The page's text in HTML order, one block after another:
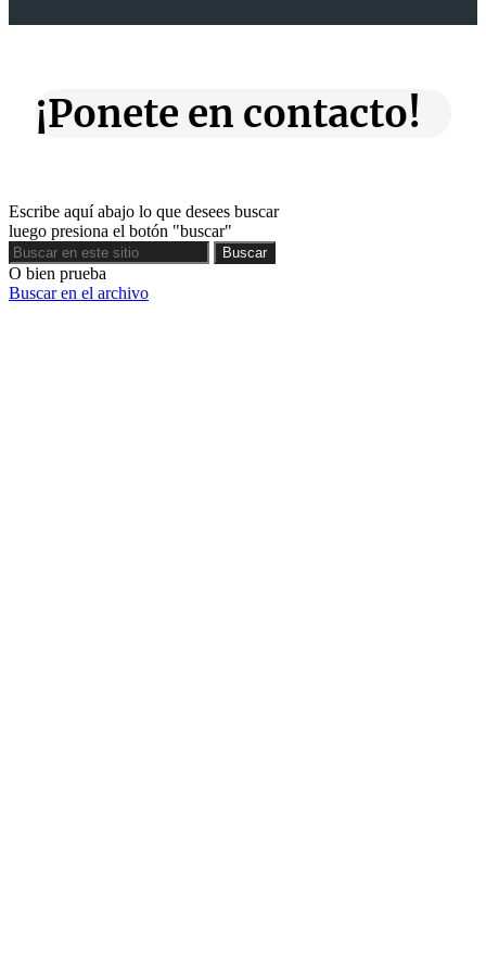
¡Ponete en contacto!
Escribe aquí abajo lo que desees buscar
luego presiona el botón "buscar"
Buscar
Buscar
O bien prueba
Buscar en el archivo